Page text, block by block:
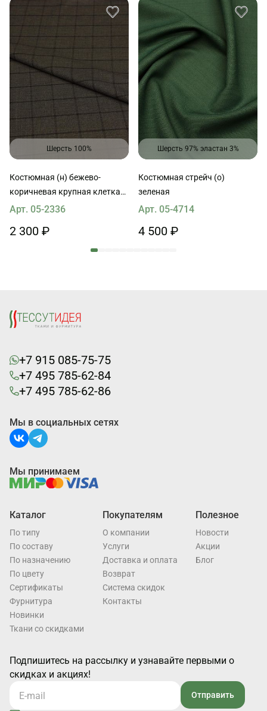
Шерсть 100%
Костюмная (н) бежево-
коричневая крупная клетка
ш-155см
Арт. 05-2336
2 300 ₽
Шерсть 97% эластан 3%
Костюмная стрейч (о)
зеленая
Арт. 05-4714
4 500 ₽
+7 915 085-75-75
+7 495 785-62-84
+7 495 785-62-86
Каталог
По типу
По составу
По назначению
По цвету
Cертификаты
Фурнитура
Новинки
Ткани со скидками
Покупателям
О компании
Услуги
Доставка и оплата
Возврат
Система скидок
Контакты
Полезное
Новости
Акции
Блог
Подпишитесь на рассылку и узнавайте первыми о
скидках и акциях!
Отправить
Мы в социальных сетях
Мы принимаем